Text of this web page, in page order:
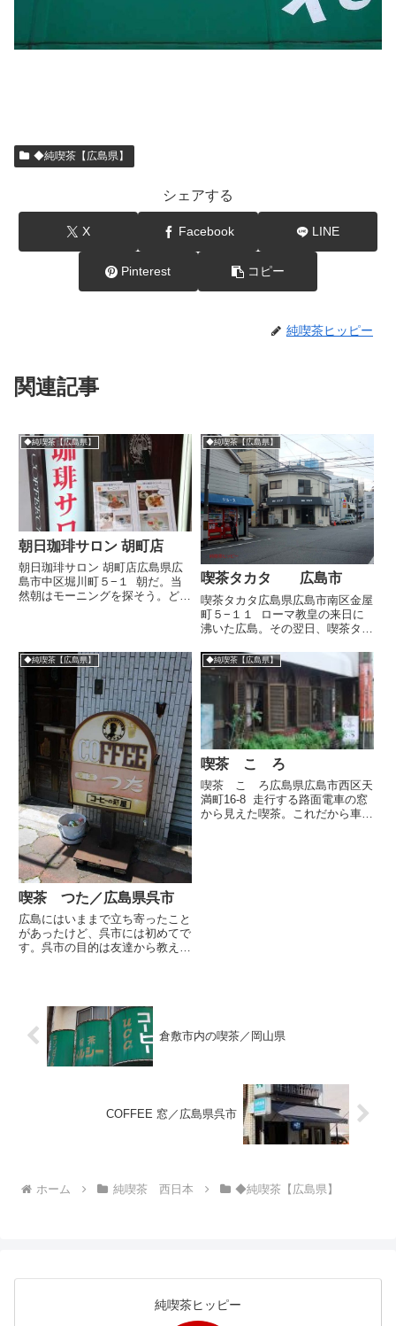
◆純喫茶【広島県】
シェアする
X Facebook LINE
Pinterest コピー
純喫茶ヒッピー
関連記事
◆純喫茶【広島県】
朝日珈琲サロン 胡町店
朝日珈琲サロン 胡町店広島県広
島市中区堀川町５−１ 朝だ。当
然朝はモーニングを探そう。どの
あった。なんだか品がありそうな
店。高級店かなとも思ったけど...
◆純喫茶【広島県】
喫茶タカタ 広島市
喫茶タカタ広島県広島市南区金屋
町５−１１ ローマ教皇の来日に
沸いた広島。その翌日、喫茶タカ
営業している。ジュースと書かれ
た隣の店も気になったが、まずは
一服である。 斜めに切られた
入口はカッコいい。ガ...
◆純喫茶【広島県】
喫茶 つた／広島県呉市
広島にはいままで立ち寄ったこと
があったけど、呉市には初めてで
す。呉市の目的は友達から教えて
ことにしました。喫茶つたは、呉
駅から約１キロほどのところにあ
り...
◆純喫茶【広島県】
喫茶 こゝろ
喫茶 こゝろ広島県広島市西区天
満町16-8 走行する路面電車の窓
から見えた喫茶。これだから車内
倉敷市内の喫茶／岡山県
COFFEE 窓／広島県呉市
ホーム 純喫茶 西日本 ◆純喫茶【広島県】
純喫茶ヒッピー